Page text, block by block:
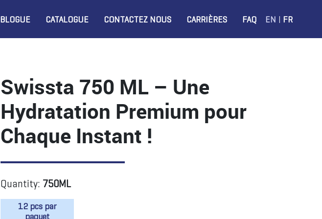
BLOGUE CATALOGUE CONTACTEZ NOUS CARRIÈRES FAQ EN | FR
Swissta 750 ML – Une
Hydratation Premium pour
Chaque Instant !
Quantity: 750ML
12 pcs par
paquet